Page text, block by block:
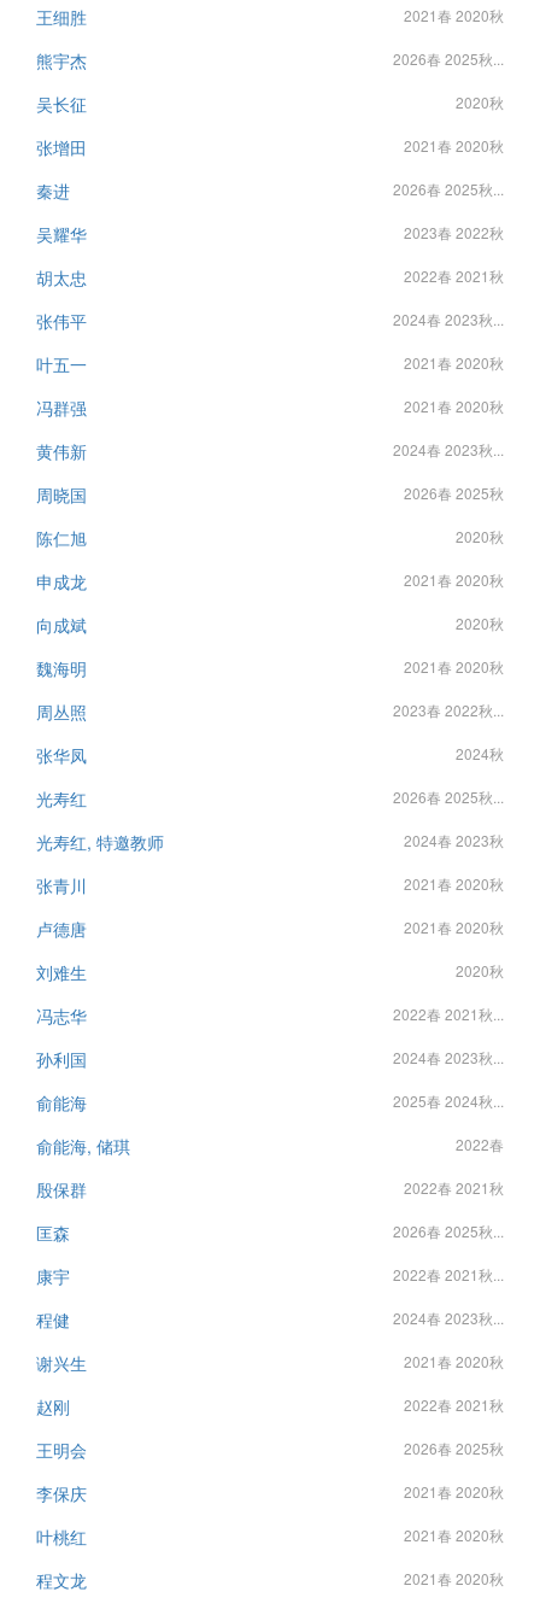
王细胜 2021春 2020秋
熊宇杰 2026春 2025秋...
吴长征 2020秋
张增田 2021春 2020秋
秦进 2026春 2025秋...
吴耀华 2023春 2022秋
胡太忠 2022春 2021秋
张伟平 2024春 2023秋...
叶五一 2021春 2020秋
冯群强 2021春 2020秋
黄伟新 2024春 2023秋...
周晓国 2026春 2025秋
陈仁旭 2020秋
申成龙 2021春 2020秋
向成斌 2020秋
魏海明 2021春 2020秋
周丛照 2023春 2022秋...
张华凤 2024秋
光寿红 2026春 2025秋...
光寿红, 特邀教师 2024春 2023秋
张青川 2021春 2020秋
卢德唐 2021春 2020秋
刘难生 2020秋
冯志华 2022春 2021秋...
孙利国 2024春 2023秋...
俞能海 2025春 2024秋...
俞能海, 储琪 2022春
殷保群 2022春 2021秋
匡森 2026春 2025秋...
康宇 2022春 2021秋...
程健 2024春 2023秋...
谢兴生 2021春 2020秋
赵刚 2022春 2021秋
王明会 2026春 2025秋
李保庆 2021春 2020秋
叶桃红 2021春 2020秋
程文龙 2021春 2020秋